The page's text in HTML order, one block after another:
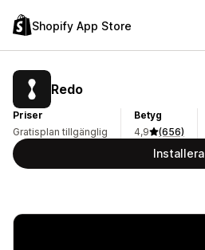
Shopify App Store
Redo
Priser
Gratisplan tillgänglig
Betyg
4,9
(656)
Installera